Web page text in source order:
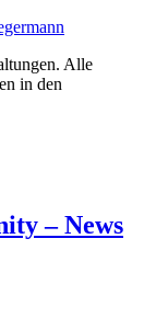
Alle
in den
– News